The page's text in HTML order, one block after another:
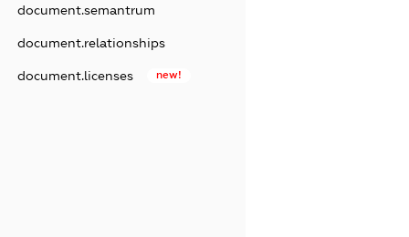
document.semantrum
document.relationships
document.licenses new!